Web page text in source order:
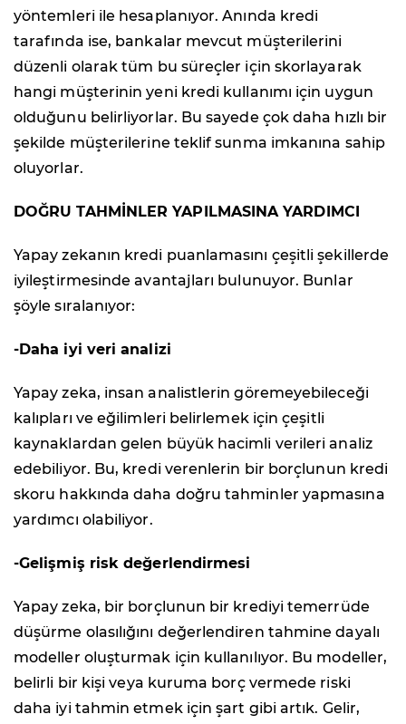
yöntemleri ile hesaplanıyor. Anında kredi
tarafında ise, bankalar mevcut müşterilerini
düzenli olarak tüm bu süreçler için skorlayarak
hangi müşterinin yeni kredi kullanımı için uygun
olduğunu belirliyorlar. Bu sayede çok daha hızlı bir
şekilde müşterilerine teklif sunma imkanına sahip
oluyorlar.
DOĞRU TAHMİNLER YAPILMASINA YARDIMCI
Yapay zekanın kredi puanlamasını çeşitli şekillerde
iyileştirmesinde avantajları bulunuyor. Bunlar
şöyle sıralanıyor:
-Daha iyi veri analizi
Yapay zeka, insan analistlerin göremeyebileceği
kalıpları ve eğilimleri belirlemek için çeşitli
kaynaklardan gelen büyük hacimli verileri analiz
edebiliyor. Bu, kredi verenlerin bir borçlunun kredi
skoru hakkında daha doğru tahminler yapmasına
yardımcı olabiliyor.
-Gelişmiş risk değerlendirmesi
Yapay zeka, bir borçlunun bir krediyi temerrüde
düşürme olasılığını değerlendiren tahmine dayalı
modeller oluşturmak için kullanılıyor. Bu modeller,
belirli bir kişi veya kuruma borç vermede riski
daha iyi tahmin etmek için şart gibi artık. Gelir,